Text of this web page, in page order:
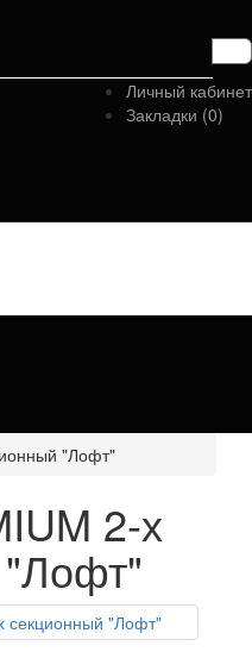
Личный кабинет
Закладки (0)
"Лофт"
2-х